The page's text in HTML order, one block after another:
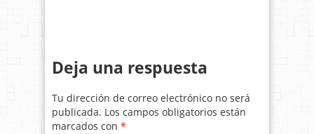
Deja una respuesta
Tu dirección de correo electrónico no será
publicada. Los campos obligatorios están
marcados con *